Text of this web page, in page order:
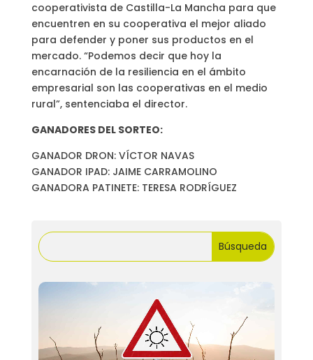
cooperativista de Castilla-La Mancha para que
encuentren en su cooperativa el mejor aliado
para defender y poner sus productos en el
mercado. “Podemos decir que hoy la
encarnación de la resiliencia en el ámbito
empresarial son las cooperativas en el medio
rural”, sentenciaba el director.
GANADORES DEL SORTEO:
GANADOR DRON: VÍCTOR NAVAS
GANADOR IPAD: JAIME CARRAMOLINO
GANADORA PATINETE: TERESA RODRÍGUEZ